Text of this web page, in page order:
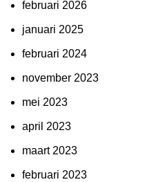
februari 2026
januari 2025
februari 2024
november 2023
mei 2023
april 2023
maart 2023
februari 2023